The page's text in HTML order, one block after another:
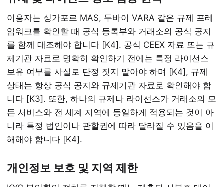
이용자는 싱가포르 MAS, 두바이 VARA 같은 규제 프레
임워크를 확인할 때 공식 등록부와 거래소의 공식 공지
를 함께 대조해야 합니다 [K4]. 공식 CEEX 자료 또는 규
제기관 자료로 명확히 확인하기 전에는 특정 라이선스
보유 여부를 사실로 단정 짓지 말아야 하며 [K4], 규제
상태는 항상 공식 공지와 규제기관 자료로 확인해야 합
니다 [K3]. 또한, 하나의 규제나 라이선스가 거래소의 모
든 서비스와 전 세계 지역에 동일하게 적용되는 것이 아
니라 특정 법인이나 관할권에 따라 달라질 수 있음을 이
해해야 합니다 [K4].
개인정보 보호 및 지역 제한